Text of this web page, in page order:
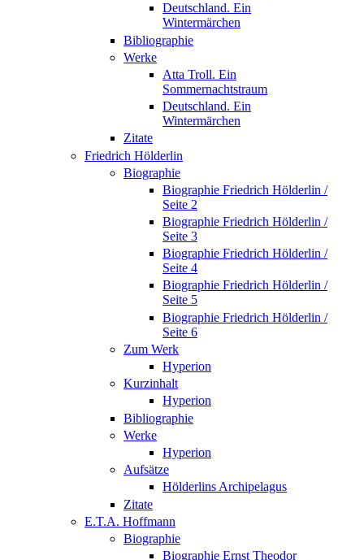
Deutschland. Ein
Wintermärchen
Bibliographie
Werke
Atta Troll. Ein
Sommernachtstraum
Deutschland. Ein
Wintermärchen
Zitate
Friedrich Hölderlin
Biographie
Biographie Friedrich Hölderlin /
Seite 2
Biographie Friedrich Hölderlin /
Seite 3
Biographie Friedrich Hölderlin /
Seite 4
Biographie Friedrich Hölderlin /
Seite 5
Biographie Friedrich Hölderlin /
Seite 6
Zum Werk
Hyperion
Kurzinhalt
Hyperion
Bibliographie
Werke
Hyperion
Aufsätze
Hölderlins Archipelagus
Zitate
E.T.A. Hoffmann
Biographie
Biographie Ernst Theodor